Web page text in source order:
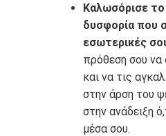
Καλωσόρισε
δυσφορία που
εσωτερικές
πρόθεση σου να
και να τις
στην άρση του
στην ανάδειξη
μέσα σου.